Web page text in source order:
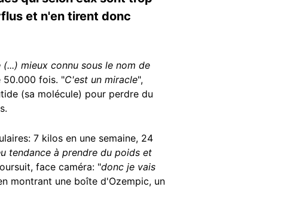
et n'en tirent donc
mieux connu sous le nom de
50.000 fois. "C'est un miracle",
(sa molécule) pour perdre du
7 kilos en une semaine, 24
tendance à prendre du poids et
face caméra: "donc je vais
montrant une boîte d'Ozempic, un